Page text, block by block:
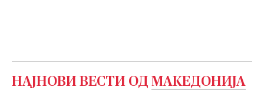
НАЈНОВИ ВЕСТИ ОД МАКЕДОНИЈА